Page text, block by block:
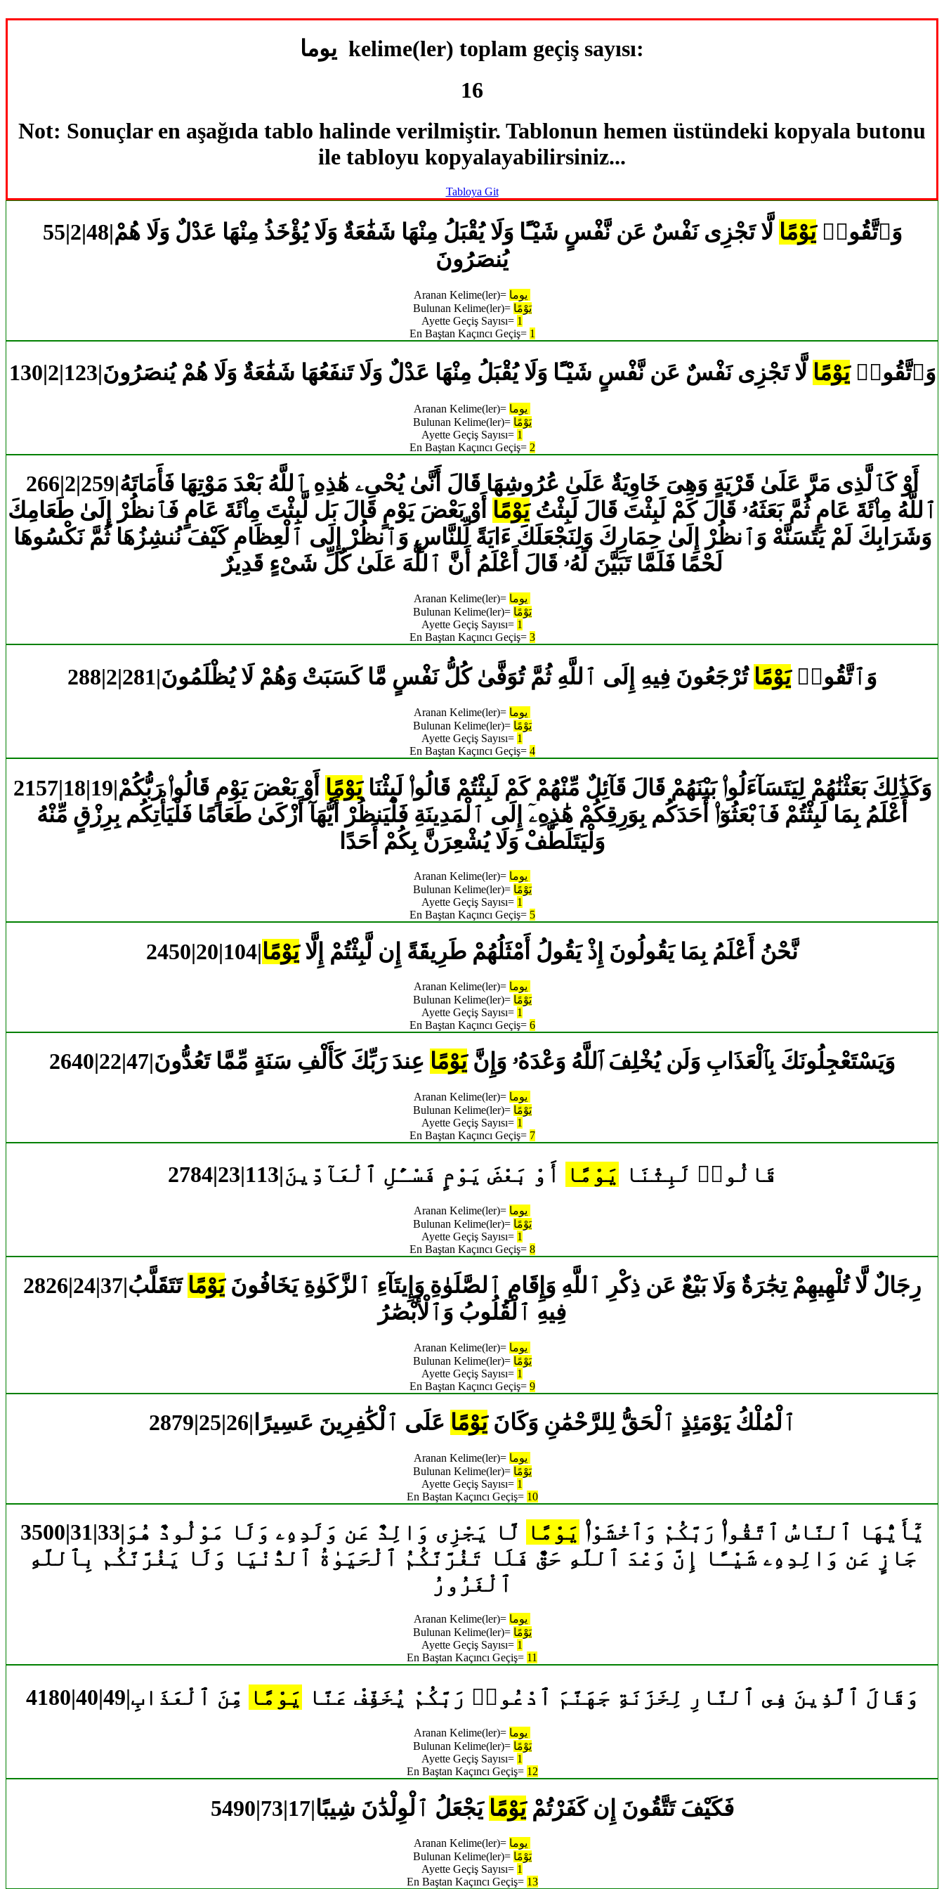
يوما kelime(ler) toplam geçiş sayısı:
16
Not: Sonuçlar en aşağıda tablo halinde verilmiştir. Tablonun hemen üstündeki kopyala butonu
ile tabloyu kopyalayabilirsiniz...
Tabloya Git
55|2|48|وَٱتَّقُوا۟يَوْمًا لَّا تَجْزِى نَفْسٌ عَن نَّفْسٍ شَيْـًٔا وَلَا يُقْبَلُ مِنْهَا شَفَٰعَةٌ وَلَا يُؤْخَذُ مِنْهَا عَدْلٌ وَلَا هُمْ
يُنصَرُونَ
Aranan Kelime(ler)=
Bulunan Kelime(ler)= يَوْمًا
Ayette Geçiş Sayısı= 1
En Baştan Kaçıncı Geçiş= 1
130|2|123|وَٱتَّقُوا۟يَوْمًا لَّا تَجْزِى نَفْسٌ عَن نَّفْسٍ شَيْـًٔا وَلَا يُقْبَلُ مِنْهَا عَدْلٌ وَلَا تَنفَعُهَا شَفَٰعَةٌ وَلَا هُمْ يُنصَرُونَ
Aranan Kelime(ler)=
Bulunan Kelime(ler)= يَوْمًا
Ayette Geçiş Sayısı= 1
En Baştan Kaçıncı Geçiş= 2
266|2|259|أَوْ كَٱلَّذِى مَرَّ عَلَىٰ قَرْيَةٍ وَهِىَ خَاوِيَةٌ عَلَىٰ عُرُوشِهَا قَالَ أَنَّىٰ يُحْىِۦ هَٰذِهِ ٱللَّهُ بَعْدَ مَوْتِهَا فَأَمَاتَهُ
ٱللَّهُ مِا۟ئَةَ عَامٍ ثُمَّ بَعَثَهُۥ قَالَ كَمْ لَبِثْتَ قَالَ لَبِثْتُيَوْمًا أَوْ بَعْضَ يَوْمٍ قَالَ بَل لَّبِثْتَ مِا۟ئَةَ عَامٍ فَٱنظُرْ إِلَىٰ طَعَامِكَ
وَشَرَابِكَ لَمْ يَتَسَنَّهْ وَٱنظُرْ إِلَىٰ حِمَارِكَ وَلِنَجْعَلَكَ ءَايَةً لِّلنَّاسِ وَٱنظُرْ إِلَى ٱلْعِظَامِ كَيْفَ نُنشِزُهَا ثُمَّ نَكْسُوهَا
لَحْمًا فَلَمَّا تَبَيَّنَ لَهُۥ قَالَ أَعْلَمُ أَنَّ ٱللَّهَ عَلَىٰ كُلِّ شَىْءٍ قَدِيرٌ
Aranan Kelime(ler)=
Bulunan Kelime(ler)= يَوْمًا
Ayette Geçiş Sayısı= 1
En Baştan Kaçıncı Geçiş= 3
288|2|281|وَٱتَّقُوا۟يَوْمًا تُرْجَعُونَ فِيهِ إِلَى ٱللَّهِ ثُمَّ تُوَفَّىٰ كُلُّ نَفْسٍ مَّا كَسَبَتْ وَهُمْ لَا يُظْلَمُونَ
Aranan Kelime(ler)=
Bulunan Kelime(ler)= يَوْمًا
Ayette Geçiş Sayısı= 1
En Baştan Kaçıncı Geçiş= 4
2157|18|19|وَكَذَٰلِكَ بَعَثْنَٰهُمْ لِيَتَسَآءَلُوا۟ بَيْنَهُمْ قَالَ قَآئِلٌ مِّنْهُمْ كَمْ لَبِثْتُمْ قَالُوا۟ لَبِثْنَايَوْمًا أَوْ بَعْضَ يَوْمٍ قَالُوا۟ رَبُّكُمْ
أَعْلَمُ بِمَا لَبِثْتُمْ فَٱبْعَثُوٓا۟ أَحَدَكُم بِوَرِقِكُمْ هَٰذِهِۦٓ إِلَى ٱلْمَدِينَةِ فَلْيَنظُرْ أَيُّهَآ أَزْكَىٰ طَعَامًا فَلْيَأْتِكُم بِرِزْقٍ مِّنْهُ
وَلْيَتَلَطَّفْ وَلَا يُشْعِرَنَّ بِكُمْ أَحَدًا
Aranan Kelime(ler)=
Bulunan Kelime(ler)= يَوْمًا
Ayette Geçiş Sayısı= 1
En Baştan Kaçıncı Geçiş= 5
2450|20|104|نَّحْنُ أَعْلَمُ بِمَا يَقُولُونَ إِذْ يَقُولُ أَمْثَلُهُمْ طَرِيقَةً إِن لَّبِثْتُمْ إِلَّايَوْمًا
Aranan Kelime(ler)=
Bulunan Kelime(ler)= يَوْمًا
Ayette Geçiş Sayısı= 1
En Baştan Kaçıncı Geçiş= 6
2640|22|47|وَيَسْتَعْجِلُونَكَ بِٱلْعَذَابِ وَلَن يُخْلِفَ ٱللَّهُ وَعْدَهُۥ وَإِنَّيَوْمًا عِندَ رَبِّكَ كَأَلْفِ سَنَةٍ مِّمَّا تَعُدُّونَ
Aranan Kelime(ler)=
Bulunan Kelime(ler)= يَوْمًا
Ayette Geçiş Sayısı= 1
En Baştan Kaçıncı Geçiş= 7
2784|23|113|قَالُوا۟ لَبِثْنَا يَوْمًا أَوْ بَعْضَ يَوْمٍ فَسْـَٔلِ ٱلْعَآدِّينَ
Aranan Kelime(ler)=
Bulunan Kelime(ler)= يَوْمًا
Ayette Geçiş Sayısı= 1
En Baştan Kaçıncı Geçiş= 8
2826|24|37|رِجَالٌ لَّا تُلْهِيهِمْ تِجَٰرَةٌ وَلَا بَيْعٌ عَن ذِكْرِ ٱللَّهِ وَإِقَامِ ٱلصَّلَوٰةِ وَإِيتَآءِ ٱلزَّكَوٰةِ يَخَافُونَيَوْمًا تَتَقَلَّبُ
فِيهِ ٱلْقُلُوبُ وَٱلْأَبْصَٰرُ
Aranan Kelime(ler)=
Bulunan Kelime(ler)= يَوْمًا
Ayette Geçiş Sayısı= 1
En Baştan Kaçıncı Geçiş= 9
2879|25|26|ٱلْمُلْكُ يَوْمَئِذٍ ٱلْحَقُّ لِلرَّحْمَٰنِ وَكَانَيَوْمًا عَلَى ٱلْكَٰفِرِينَ عَسِيرًا
Aranan Kelime(ler)=
Bulunan Kelime(ler)= يَوْمًا
Ayette Geçiş Sayısı= 1
En Baştan Kaçıncı Geçiş= 10
3500|31|33|يَٰٓأَيُّهَا ٱلنَّاسُ ٱتَّقُوا۟ رَبَّكُمْ وَٱخْشَوْا۟ يَوْمًا لَّا يَجْزِى وَالِدٌ عَن وَلَدِهِۦ وَلَا مَوْلُودٌ هُوَ
جَازٍ عَن وَالِدِهِۦ شَيْـًٔا إِنَّ وَعْدَ ٱللَّهِ حَقٌّ فَلَا تَغُرَّنَّكُمُ ٱلْحَيَوٰةُ ٱلدُّنْيَا وَلَا يَغُرَّنَّكُم بِٱللَّهِ
ٱلْغَرُورُ
Aranan Kelime(ler)=
Bulunan Kelime(ler)= يَوْمًا
Ayette Geçiş Sayısı= 1
En Baştan Kaçıncı Geçiş= 11
4180|40|49|وَقَالَ ٱلَّذِينَ فِى ٱلنَّارِ لِخَزَنَةِ جَهَنَّمَ ٱدْعُوا۟ رَبَّكُمْ يُخَفِّفْ عَنَّا يَوْمًا مِّنَ ٱلْعَذَابِ
Aranan Kelime(ler)=
Bulunan Kelime(ler)= يَوْمًا
Ayette Geçiş Sayısı= 1
En Baştan Kaçıncı Geçiş= 12
5490|73|17|فَكَيْفَ تَتَّقُونَ إِن كَفَرْتُمْيَوْمًا يَجْعَلُ ٱلْوِلْدَٰنَ شِيبًا
Aranan Kelime(ler)=
Bulunan Kelime(ler)= يَوْمًا
Ayette Geçiş Sayısı= 1
En Baştan Kaçıncı Geçiş= 13